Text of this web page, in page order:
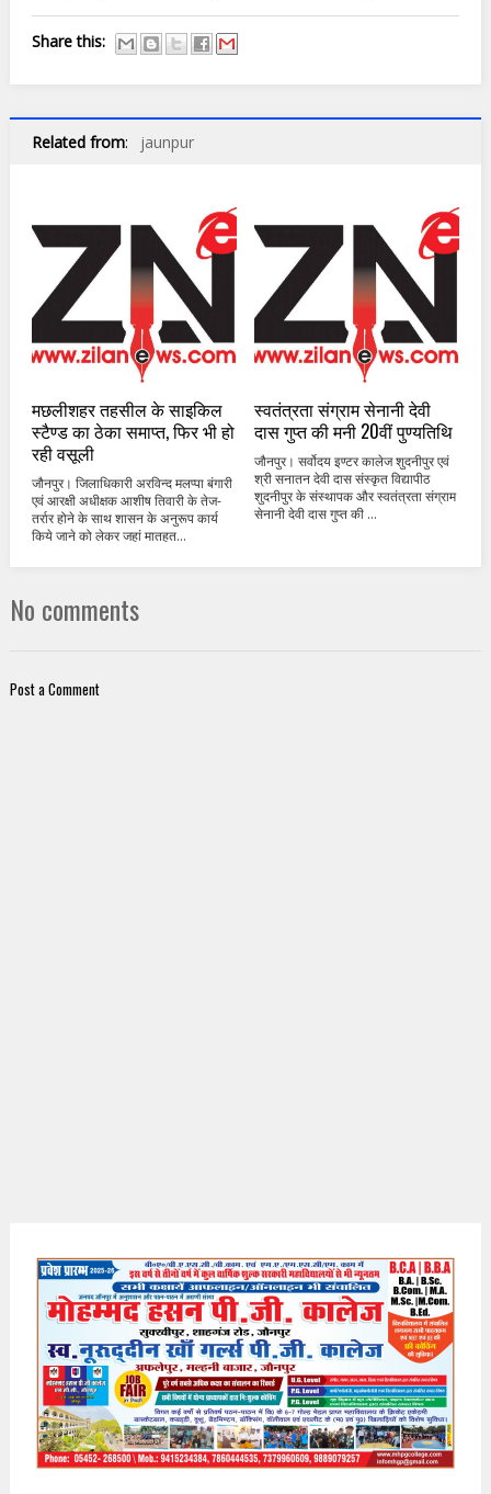
Share this:
Related from: jaunpur
मछलीशहर तहसील के साइकिल
स्टैण्ड का ठेका समाप्त, फिर भी हो
रही वसूली
जौनपुर। जिलाधिकारी अरविन्द मलप्पा बंगारी
एवं आरक्षी अधीक्षक आशीष तिवारी के तेज-
तर्रार होने के साथ शासन के अनुरूप कार्य
किये जाने को लेकर जहां मातहत...
स्वतंत्रता संग्राम सेनानी देवी
दास गुप्त की मनी 20वीं पुण्यतिथि
जौनपुर। सर्वोदय इण्टर कालेज शुदनीपुर एवं
श्री सनातन देवी दास संस्कृत विद्यापीठ
शुदनीपुर के संस्थापक और स्वतंत्रता संग्राम
सेनानी देवी दास गुप्त की ...
No comments
Post a Comment